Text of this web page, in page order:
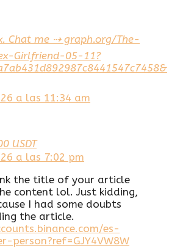
Chat me ⇢ graph.org/The-
Girlfriend-05-11?
a las 11:34 am
USDT
a las 7:02 pm
the title of your article
content lol. Just kidding,
I had some doubts
the article.
es-
person?ref=GJY4VW8W